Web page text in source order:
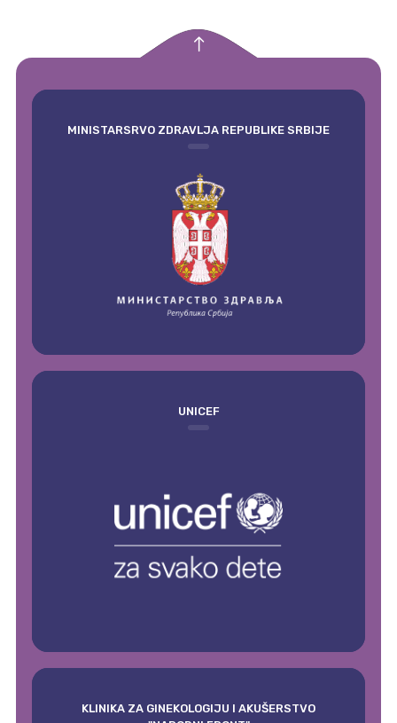
MINISTARSRVO ZDRAVLJA REPUBLIKE SRBIJE
UNICEF
KLINIKA ZA GINEKOLOGIJU I AKUŠERSTVO